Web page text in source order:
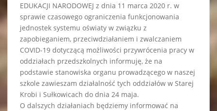
EDUKACJI NARODOWEJ z dnia 11 marca 2020 r. w
sprawie czasowego ograniczenia funkcjonowania
jednostek systemu oświaty w związku z
zapobieganiem, przeciwdziałaniem i zwalczaniem
COVID-19 dotyczącą możliwości przywrócenia pracy w
oddziałach przedszkolnych informuję, że na
podstawie stanowiska organu prowadzącego w naszej
szkole zawieszam działalność tych oddziałów w Starej
Krobi i Sułkowicach do dnia 24 maja.
O dalszych działaniach będziemy informować na